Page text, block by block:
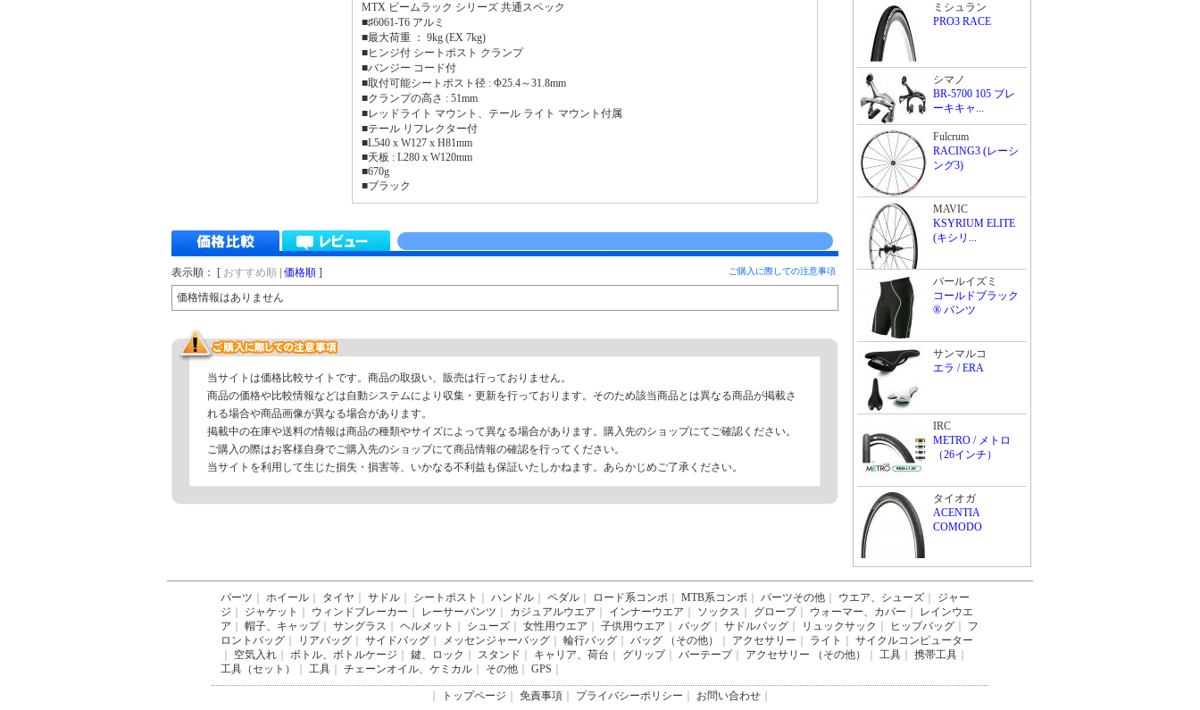
MTX ビームラック シリーズ 共通スペック
■♯6061-T6 アルミ
■最大荷重 ： 9kg (EX 7kg)
■ヒンジ付 シートポスト クランプ
■バンジー コード付
■取付可能シートポスト径 : Φ25.4～31.8mm
■クランプの高さ : 51mm
■レッドライト マウント、テール ライト マウント付属
■テール リフレクター付
■L540 x W127 x H81mm
■天板 : L280 x W120mm
■670g
■ブラック
表示順： [ おすすめ順 価格順 ] ご購入に際しての注意事項
価格情報はありません
当サイトは価格比較サイトです。商品の取扱い、販売は行っておりません。
商品の価格や比較情報などは自動システムにより収集・更新を行っております。そのため該当商品とは異なる商品が掲載さ
れる場合や商品画像が異なる場合があります。
掲載中の在庫や送料の情報は商品の種類やサイズによって異なる場合があります。購入先のショップにてご確認ください。
ご購入の際はお客様自身でご購入先のショップにて商品情報の確認を行ってください。
当サイトを利用して生じた損失・損害等、いかなる不利益も保証いたしかねます。あらかじめご了承ください。
ミシュラン
PRO3 RACE
シマノ
BR-5700 105 ブレ
ーキキャ...
Fulcrum
RACING3 (レーシ
ング3)
MAVIC
KSYRIUM ELITE
(キシリ...
パールイズミ
コールドブラック
® パンツ
サンマルコ
エラ / ERA
IRC
METRO / メトロ
（26インチ）
タイオガ
ACENTIA
COMODO
パーツ ホイール タイヤ サドル シートポスト ハンドル ペダル ロード系コンポ MTB系コンポ パーツその他 ウエア、シューズ
ジャー
ジ
ジャケット ウィンドブレーカー レーサーパンツ カジュアルウエア インナーウエア ソックス グローブ ウォーマー、カバー
レインウエ
ア
帽子、キャップ｜ サングラス ヘルメット シューズ 女性用ウエア 子供用ウエア バッグ サドルバッグ リュックサック ヒップバッグ
フ
ロントバッグ
リアバッグ サイドバッグ メッセンジャーバッグ 輪行バッグ バッグ （その他） アクセサリー ライト
サイクルコンピューター
空気入れ ボトル、ボトルケージ 鍵、ロック スタンド キャリア、荷台 グリップ｜ バーテープ｜ アクセサリー （その他） 工具 携帯工具
工具（セット）
工具 チェーンオイル、ケミカル その他 GPS
トップページ 免責事項 プライバシーポリシー お問い合わせ